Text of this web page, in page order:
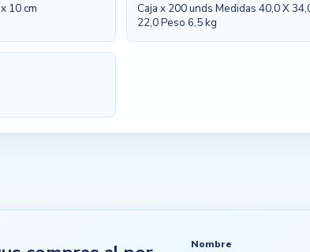
10 cm
Caja x 200 unds Medidas 40,0 X
22,0 Peso 6,5 kg
Nombre